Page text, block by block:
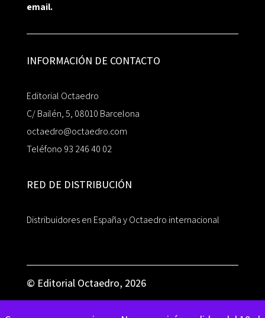
email.
INFORMACIÓN DE CONTACTO
Editorial Octaedro
C/ Bailén, 5, 08010 Barcelona
octaedro@octaedro.com
Teléfono 93 246 40 02
RED DE DISTRIBUCIÓN
Distribuidores en España y Octaedro internacional
© Editorial Octaedro, 2026